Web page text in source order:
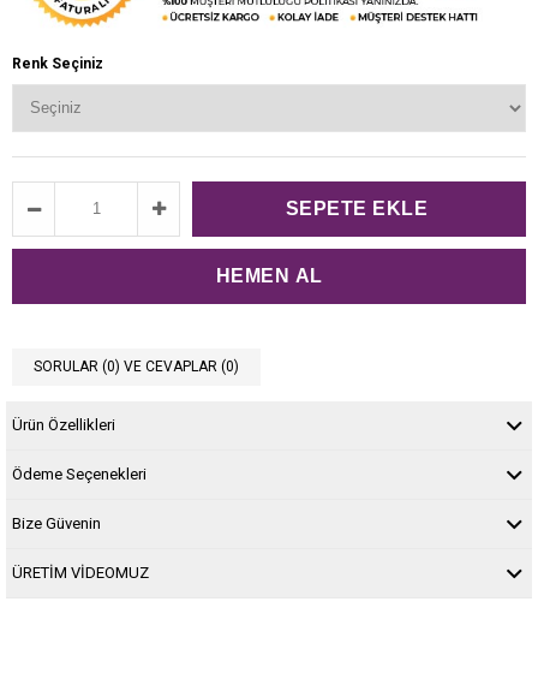
Renk Seçiniz
SORULAR (0) VE CEVAPLAR (0)
Ürün Özellikleri
Ödeme Seçenekleri
Bize Güvenin
ÜRETİM VİDEOMUZ